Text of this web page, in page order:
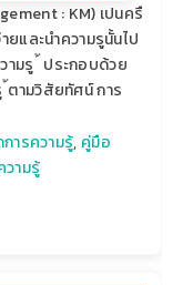
: KM) เปนครื
ยและนําความรูนั้นไป
ามรู ้ ประกอบด้วย
ตามวิสัยทัศน์ การ
ารความรู้, คู่มือ
ามรู้